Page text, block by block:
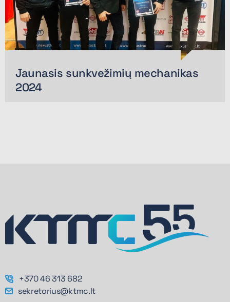
Jaunasis sunkvežimių mechanikas
2024
+370 46 313 682
sekretorius@ktmc.lt